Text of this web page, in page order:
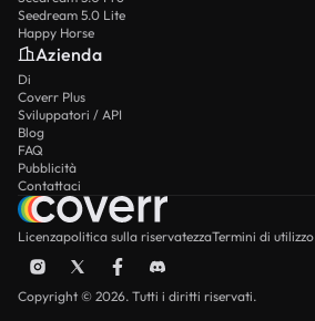
Seedream 5.0 Lite
Happy Horse
Azienda
Di
Coverr Plus
Sviluppatori / API
Blog
FAQ
Pubblicità
Contattaci
Licenzapolitica sulla riservatezzaTermini di utilizzo
Copyright © 2026. Tutti i diritti riservati.